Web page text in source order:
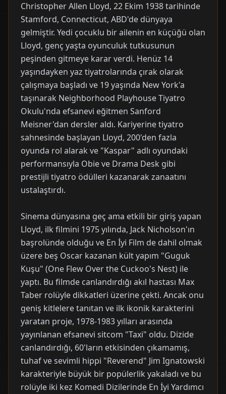
Christopher Allen Lloyd, 22 Ekim 1938 tarihinde
Stamford, Connecticut, ABD'de dünyaya
gelmiştir. Yedi çocuklu bir ailenin en küçüğü olan
Lloyd, genç yaşta oyunculuk tutkusunun
peşinden gitmeye karar verdi. Henüz 14
yaşındayken yaz tiyatrolarında çırak olarak
çalışmaya başladı ve 19 yaşında New York'a
taşınarak Neighborhood Playhouse Tiyatro
Okulu'nda efsanevi eğitmen Sanford
Meisner'dan dersler aldı. Kariyerine tiyatro
sahnesinde başlayan Lloyd, 200'den fazla
oyunda rol alarak ve "Kaspar" adlı oyundaki
performansıyla Obie ve Drama Desk gibi
prestijli tiyatro ödülleri kazanarak zanaatını
ustalaştırdı.
Sinema dünyasına geç ama etkili bir giriş yapan
Lloyd, ilk filmini 1975 yılında, Jack Nicholson'ın
başrolünde olduğu ve En İyi Film de dahil olmak
üzere beş Oscar kazanan kült yapım "Guguk
Kuşu" (One Flew Over the Cuckoo's Nest) ile
yaptı. Bu filmde canlandırdığı akıl hastası Max
Taber rolüyle dikkatleri üzerine çekti. Ancak onu
geniş kitlelere tanıtan ve ilk ikonik karakterini
yaratan proje, 1978-1983 yılları arasında
yayınlanan efsanevi sitcom "Taxi" oldu. Dizide
canlandırdığı, 60'ların etkisinden çıkamamış,
tuhaf ve sevimli hippi "Reverend" Jim Ignatowski
karakteriyle büyük bir popülerlik yakaladı ve bu
rolüyle iki kez Komedi Dizilerinde En İyi Yardımcı